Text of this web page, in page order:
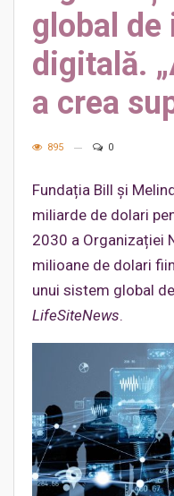
global
digitală.
a crea
895 0
Fundația Bill și
miliarde de dolari
2030 a Organizației
milioane de dolari
unui sistem global
LifeSiteNews.